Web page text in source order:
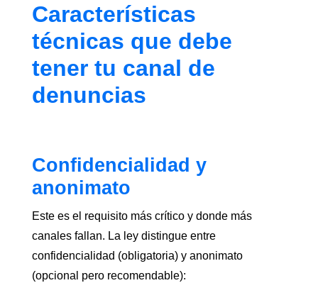
Características
técnicas que debe
tener tu canal de
denuncias
Confidencialidad y
anonimato
Este es el requisito más crítico y donde más
canales fallan. La ley distingue entre
confidencialidad (obligatoria) y anonimato
(opcional pero recomendable):